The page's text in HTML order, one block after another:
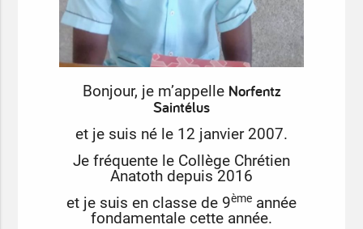
Bonjour, je m’appelle Norfentz
Saintélus
et je suis né le 12 janvier 2007.
Je fréquente le Collège Chrétien
Anatoth depuis 2016
et je suis en classe de 9ème année
fondamentale cette année.